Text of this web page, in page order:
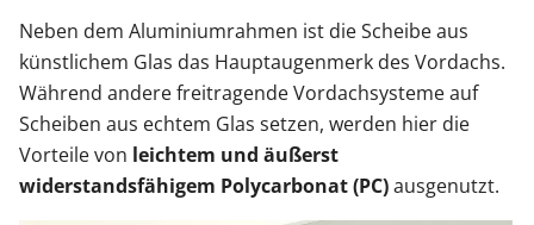
Neben dem Aluminiumrahmen ist dieScheibeaus
künstlichem Glas das Hauptaugenmerk des Vordachs.
Während andere freitragende Vordachsysteme auf
Scheiben aus echtem Glas setzen, werden hier die
Vorteile von leichtem und äußerst
widerstandsfähigem Polycarbonat (PC)ausgenutzt.